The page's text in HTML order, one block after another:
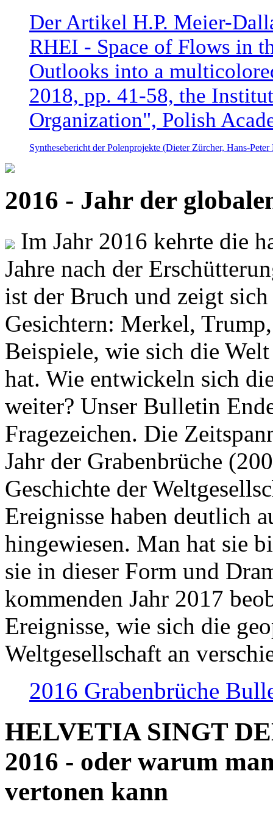
Der Artikel H.P. Meier-
RHEI - Space of Flows in
Outlooks into a
2018, pp. 41-58, the
Organization", Polish
Synthesebericht der Polenprojekte (Dieter Zürcher, Hans-
2016 - Jahr der
Im Jahr 2016 kehrte die
Jahre nach der
ist der Bruch und zeigt
Gesichtern: Merkel,
Beispiele, wie sich die
hat. Wie entwickeln sich
weiter? Unser Bulletin
Fragezeichen. Die
Jahr der Grabenbrüche
Geschichte der
Ereignisse haben deutlich
hingewiesen. Man hat sie
sie in dieser Form und
kommenden Jahr 2017
Ereignisse, wie sich die
Weltgesellschaft an
2016 Grabenbrüche
HELVETIA SINGT
2016 - oder warum
vertonen kann